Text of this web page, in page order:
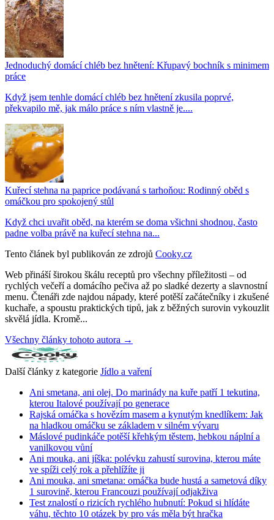
Jednoduchý domácí chléb bez hnětení: Křupavý bochník s minimem
práce
Když jsem tenhle domácí chléb bez hnětení zkusila poprvé,
překvapilo mě, jak málo práce s ním vlastně je....
Kuřecí stehna na paprice podávaná s tarhoňou: Rodinný oběd s
omáčkou pro spokojený stůl
Když chci uvařit oběd, na kterém se doma všichni shodnou, často
padne volba právě na kuřecí stehna na...
Tento článek byl publikován ze zdrojů Cooky.cz
Web přináší širokou škálu receptů pro všechny příležitosti – od
rychlých večeří a domácího pečiva až po sladké dezerty a slavnostní
menu. Čtenáři zde najdou nápady, které potěší začátečníky i zkušené
kuchaře, a spoustu praktických tipů, jak z běžných surovin vykouzlit
skvělá jídla. Kromě...
Všechny články tohoto autora →
Další články z kategorie Jídlo a vaření
Ani smetana, ani olej. Do marinády na kuře patří 1 tekutina,
kterou Italové používají po generace
Rajská omáčka s hovězím masem a kynutým knedlíkem: Jak
na hladkou omáčku se základem v silném vývaru
Máslové pudinkáče potěší křehkým těstem, hebkou náplní a
vanilkovou vůní
Ani mouka, ani jíška: polévku zahustí surovina, kterou máte
ve spíži celý rok a přehlížíte ji
Ani mouka, ani smetana: omáčka bude hustá a sametová díky
1 surovině, kterou Francouzi používají odjakživa
Test znalostí o rizicích rychlého hubnutí: Pokud si hlídáte
váhu, těchto 10 otázek by pro vás měla být hračka